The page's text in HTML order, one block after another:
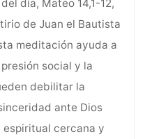
día, Mateo 14,1-12,
de Juan el Bautista
meditación ayuda a
social y la
debilitar la
ante Dios
cercana y